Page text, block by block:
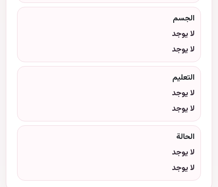
الجسم
لا يوجد
لا يوجد
التعليم
لا يوجد
لا يوجد
الحالة
لا يوجد
لا يوجد